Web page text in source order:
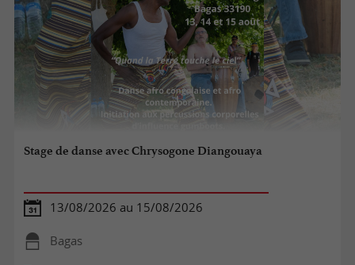
Stage de danse avec Chrysogone Diangouaya
13/08/2026 au 15/08/2026
Bagas